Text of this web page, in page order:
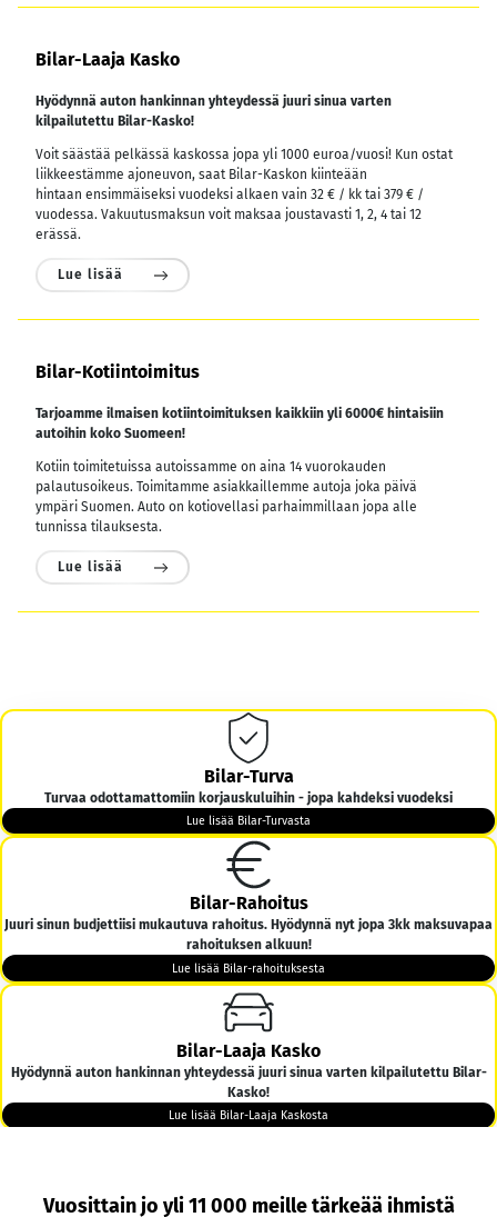
Bilar-Laaja Kasko
Hyödynnä auton hankinnan yhteydessä juuri sinua varten
kilpailutettu Bilar-Kasko!
Voit säästää pelkässä kaskossa jopa yli 1000 euroa/vuosi! Kun ostat
liikkeestämme ajoneuvon, saat Bilar-Kaskon kiinteään
hintaan ensimmäiseksi vuodeksi alkaen vain 32 € / kk tai 379 € /
vuodessa. Vakuutusmaksun voit maksaa joustavasti 1, 2, 4 tai 12
erässä.
Lue lisää
Bilar-Kotiintoimitus
Tarjoamme ilmaisen kotiintoimituksen kaikkiin yli 6000€ hintaisiin
autoihin koko Suomeen!
Kotiin toimitetuissa autoissamme on aina 14 vuorokauden
palautusoikeus. Toimitamme asiakkaillemme autoja joka päivä
ympäri Suomen. Auto on kotiovellasi parhaimmillaan jopa alle
tunnissa tilauksesta.
Lue lisää
Bilar-Turva
Turvaa odottamattomiin korjauskuluihin - jopa kahdeksi vuodeksi
Lue lisää Bilar-Turvasta
Bilar-Rahoitus
Juuri sinun budjettiisi mukautuva rahoitus. Hyödynnä nyt jopa 3kk maksuvapaa
rahoituksen alkuun!
Lue lisää Bilar-rahoituksesta
Bilar-Laaja Kasko
Hyödynnä auton hankinnan yhteydessä juuri sinua varten kilpailutettu Bilar-
Kasko!
Lue lisää Bilar-Laaja Kaskosta
Bilar-Kotiintoimitus
Vuosittain jo yli 11 000 meille tärkeää ihmistä